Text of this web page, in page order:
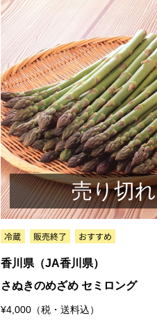
売り切れ
香川県（JA香川県）
さぬきのめざめ セミロング
¥4,000（税・送料込）